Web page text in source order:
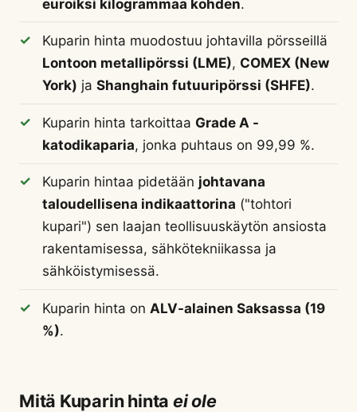
euroiksi kilogrammaa kohden.
Kuparin hinta muodostuu johtavilla pörsseillä
Lontoon metallipörssi (LME), COMEX (New
York) ja Shanghain futuuripörssi (SHFE).
Kuparin hinta tarkoittaa Grade A -
katodikaparia, jonka puhtaus on 99,99 %.
Kuparin hintaa pidetään johtavana
taloudellisena indikaattorina ("tohtori
kupari") sen laajan teollisuuskäytön ansiosta
rakentamisessa, sähkötekniikassa ja
sähköistymisessä.
Kuparin hinta on ALV-alainen Saksassa (19
%).
Mitä Kuparin hinta ei ole